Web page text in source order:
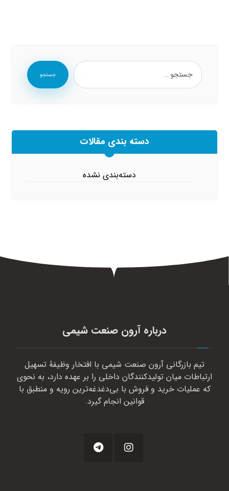
جستجو
دسته بندی مقالات
دسته‌بندی نشده
درباره آرون صنعت شیمی
تیم بازرگانی آرون صنعت شیمی با افتخار وظیفهٔ تسهیل
ارتباطات میان تولیدکنندگان داخلی را بر عهده دارد، به نحوی
که عملیات خرید و فروش با بی‌دغدغه‌ترین رویه و منطبق با
قوانین انجام گیرد.